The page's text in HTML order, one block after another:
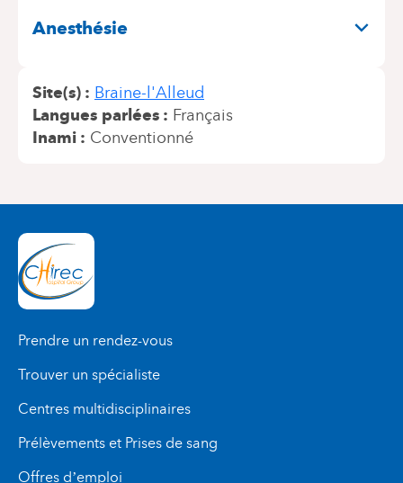
Anesthésie
Site(s)
Braine-l'Alleud
Langues parlées
Français
Inami
Conventionné
Prendre un rendez-vous
Trouver un spécialiste
Centres multidisciplinaires
Prélèvements et Prises de sang
Offres d’emploi